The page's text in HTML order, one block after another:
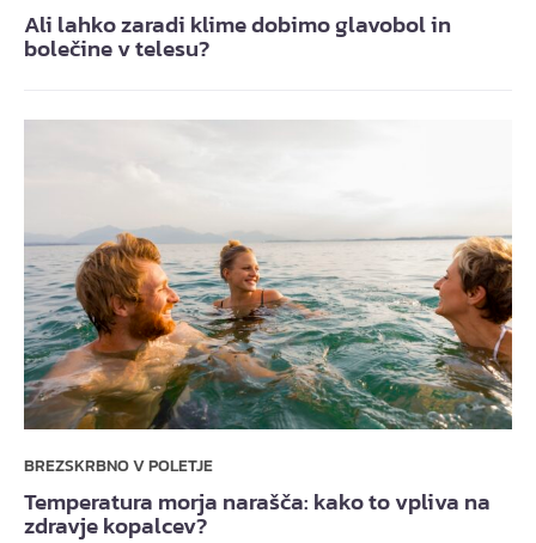
Ali lahko zaradi klime dobimo glavobol in
bolečine v telesu?
BREZSKRBNO V POLETJE
Temperatura morja narašča: kako to vpliva na
zdravje kopalcev?